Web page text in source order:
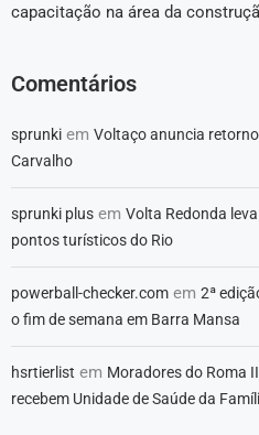
capacitação na área da
Comentários
sprunki em Voltaço anuncia
Carvalho
sprunki plus em Volta Redonda
pontos turísticos do Rio
powerball-checker.com em 2ª
o fim de semana em Barra Mansa
hsrtierlist em Moradores do Roma
recebem Unidade de Saúde da